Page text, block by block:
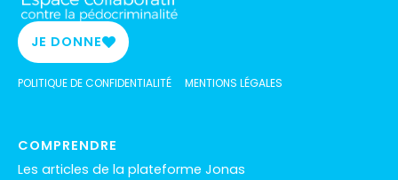
JE DONNE
POLITIQUE DE CONFIDENTIALITÉ MENTIONS LÉGALES
COMPRENDRE
Les articles de la plateforme Jonas